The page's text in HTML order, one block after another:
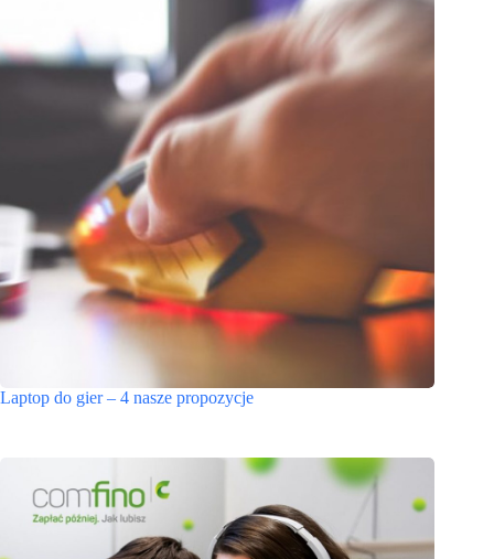
Laptop do gier – 4 nasze propozycje